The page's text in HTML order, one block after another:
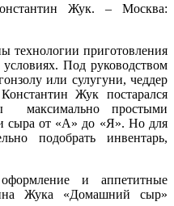
Жук. – Москва:
технологии приготовления
Под руководством
или сулугуни, чеддер
Жук постарался
максимально про­стыми
сыра от «А» до «Я». Но для
подобрать инвентарь,
и аппетитные
Жука «Домашний сыр»